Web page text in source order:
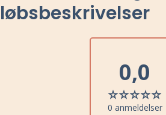
løbsbeskrivelser
0,0
0 anmeldelser